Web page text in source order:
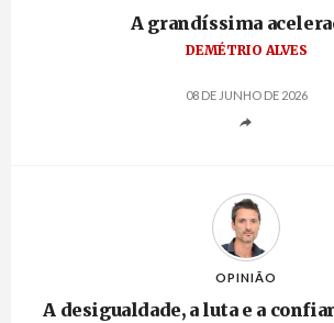
A grandíssima
DEMÉTRIO ALVES
08 DE JUNHO DE 2026
OPINIÃO
A desigualdade, a luta e a